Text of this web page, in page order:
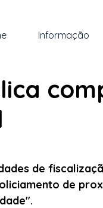
Informação
de
de